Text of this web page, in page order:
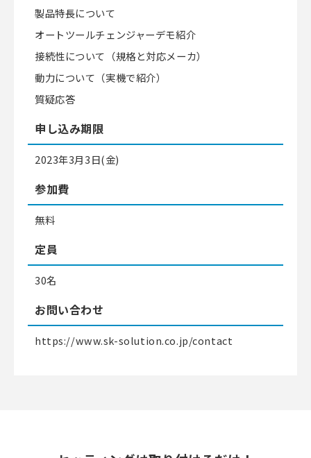
製品特長について
オートツールチェンジャーデモ紹介
接続性について（規格と対応メーカ）
動力について（実機で紹介）
質疑応答
申し込み期限
2023年3月3日(金)
参加費
無料
定員
30名
お問い合わせ
https://www.sk-solution.co.jp/contact